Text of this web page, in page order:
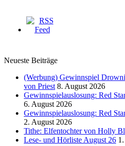
Neueste Beiträge
(Werbung) Gewinnspiel
von Priest 8. August 2026
Gewinnspielauslosung: Red
6. August 2026
Gewinnspielauslosung: Red
2. August 2026
Tithe: Elfentochter von Holly
Lese- und Hörliste August 26